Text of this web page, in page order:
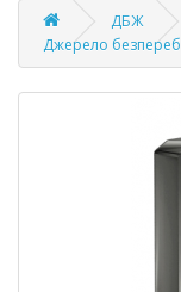
ДБЖ
Джерело